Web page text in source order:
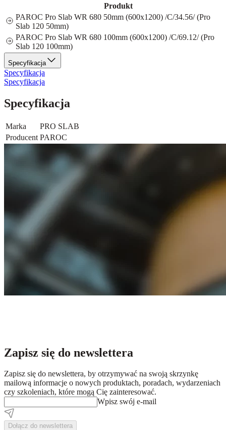
Produkt
PAROC Pro Slab WR 680 50mm (600x1200) /C/34.56/ (Pro
Slab 120 50mm)
PAROC Pro Slab WR 680 100mm (600x1200) /C/69.12/ (Pro
Slab 120 100mm)
Specyfikacja
Specyfikacja
Specyfikacja
Specyfikacja
Marka
PRO SLAB
Producent PAROC
Zapisz się do newslettera
Zapisz się do newslettera, by otrzymywać na swoją skrzynkę
mailową informacje o nowych produktach, poradach, wydarzeniach
czy szkoleniach, które mogą Cię zainteresować.
Wpisz swój e-mail
Dołącz do newslettera